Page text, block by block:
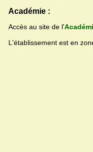
Académie :
Accès au site de l'
L'établissement est en